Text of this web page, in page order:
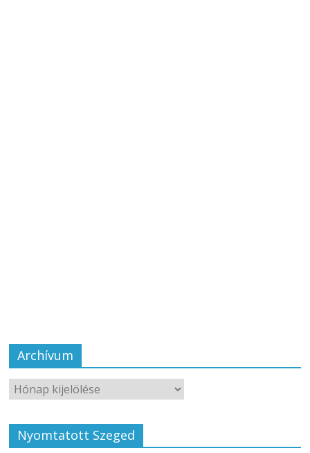
Archívum
Nyomtatott Szeged